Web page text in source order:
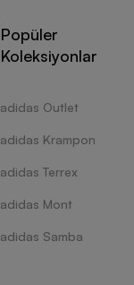
Popüler
Koleksiyonlar
adidas Outlet
adidas Krampon
adidas Terrex
adidas Mont
adidas Samba